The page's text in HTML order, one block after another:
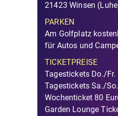
21423 Winsen
PARKEN
Am Golfplatz
für Autos und
TICKETPREISE
Tagestickets Do./Fr.
Tagestickets Sa./
Wochenticket 80
Garden Lounge